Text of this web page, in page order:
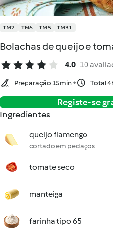
TM7 TM6 TM5 TM31
Bolachas de queijo e
4.0 10
Preparação 15min Total
Registe-se
Ingredientes
queijo flamengo
cortado em pedaços
tomate seco
manteiga
farinha tipo 65